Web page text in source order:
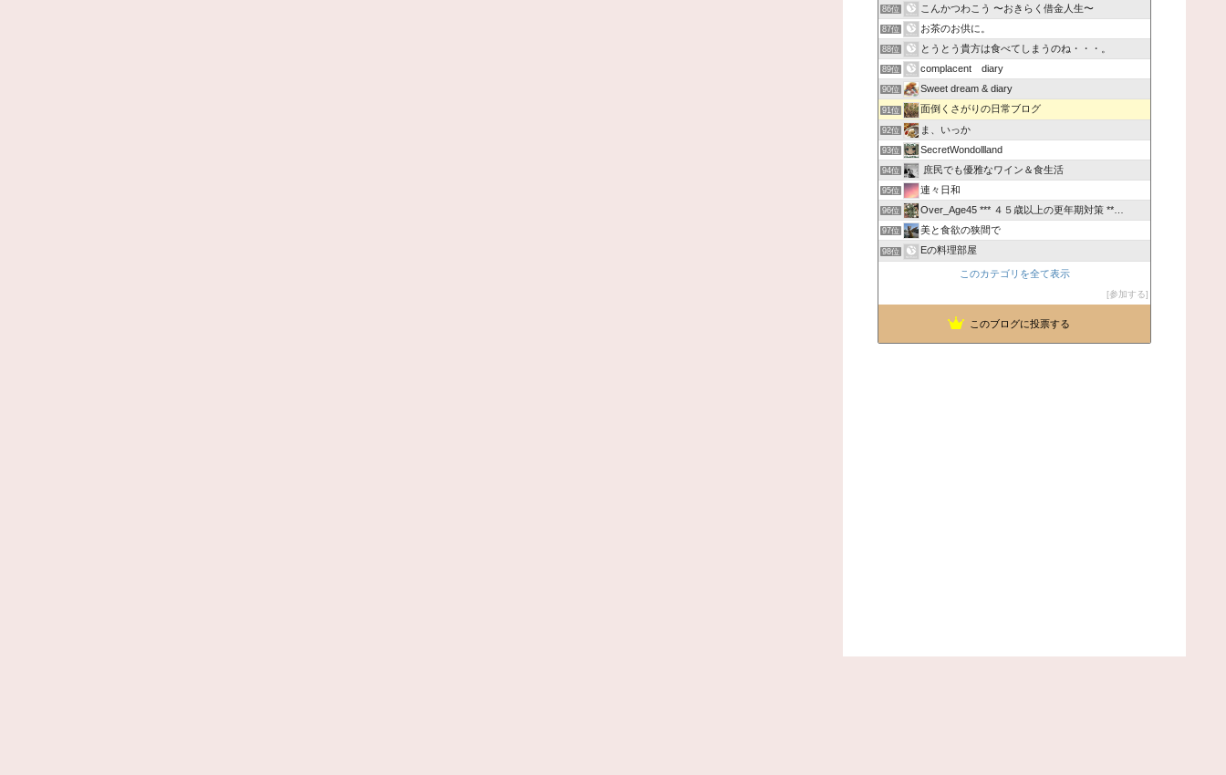
86位 こんかつわこう 〜おきらく借金人生〜
87位 お茶のお供に。
88位 とうとう貴方は食べてしまうのね・・・。
89位 complacent diary
90位 Sweet dream & diary
91位 面倒くさがりの日常ブログ
92位 ま、いっか
93位 SecretWondollland
94位 庶民でも優雅なワイン＆食生活
95位 連々日和
96位 Over_Age45 *** ４５歳以上の更年期対策 **…
97位 美と食欲の狭間で
98位 Eの料理部屋
このカテゴリを全て表示
参加する
このブログに投票する